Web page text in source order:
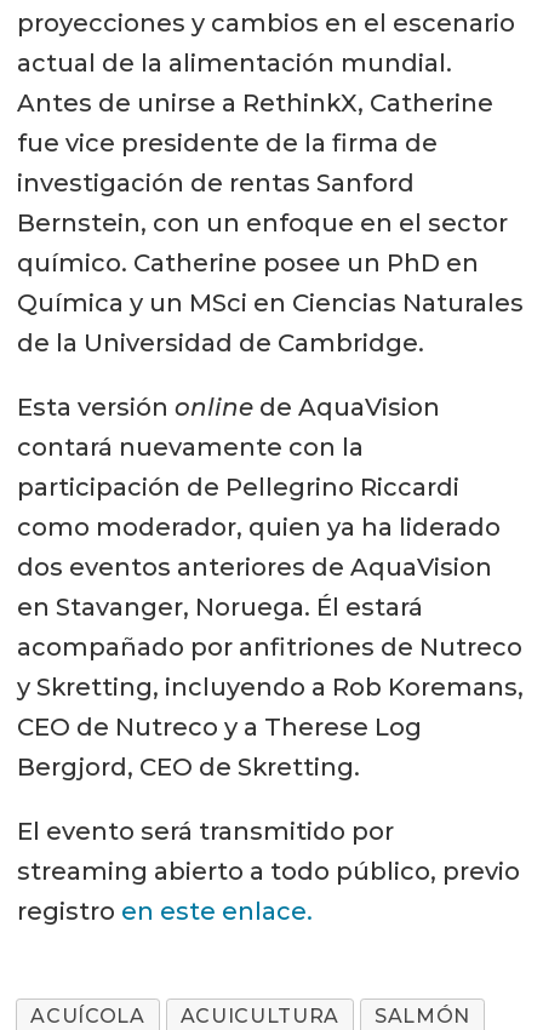
proyecciones y cambios en el escenario
actual de la alimentación mundial.
Antes de unirse a RethinkX, Catherine
fue vice presidente de la firma de
investigación de rentas Sanford
Bernstein, con un enfoque en el sector
químico. Catherine posee un PhD en
Química y un MSci en Ciencias Naturales
de la Universidad de Cambridge.
Esta versión onlinede AquaVision
contará nuevamente con la
participación de Pellegrino Riccardi
como moderador, quien ya ha liderado
dos eventos anteriores de AquaVision
en Stavanger, Noruega. Él estará
acompañado por anfitriones de Nutreco
y Skretting, incluyendo a Rob Koremans,
CEO de Nutreco y a Therese Log
Bergjord, CEO de Skretting.
El evento será transmitido por
streaming abierto a todo público, previo
registro en este enlace.
ACUÍCOLA ACUICULTURA
SALMÓN